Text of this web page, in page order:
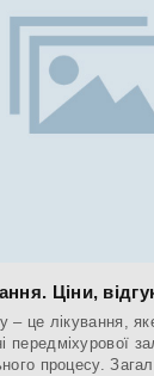
Ціни,
– це лікування,
передміхурової
процесу.